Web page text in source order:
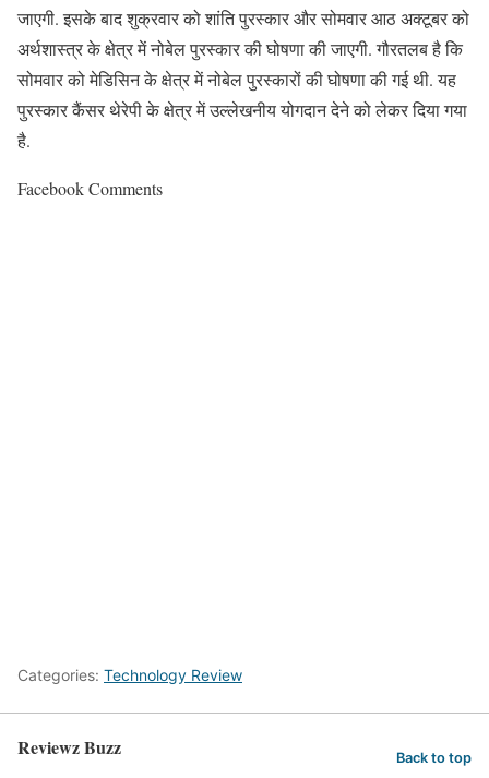
जाएगी. इसके बाद शुक्रवार को शांति पुरस्कार और सोमवार आठ अक्टूबर को
अर्थशास्त्र के क्षेत्र में नोबेल पुरस्कार की घोषणा की जाएगी. गौरतलब है कि
सोमवार को मेडिसिन के क्षेत्र में नोबेल पुरस्कारों की घोषणा की गई थी. यह
पुरस्कार कैंसर थेरेपी के क्षेत्र में उल्लेखनीय योगदान देने को लेकर दिया गया
है.
Facebook Comments
Categories: Technology Review
Reviewz Buzz Back to top